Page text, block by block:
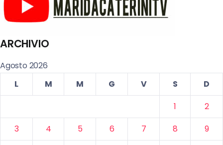
ARCHIVIO
Agosto 2026
L
M M G V S
D
1
2
3
4 5 6 7 8
9